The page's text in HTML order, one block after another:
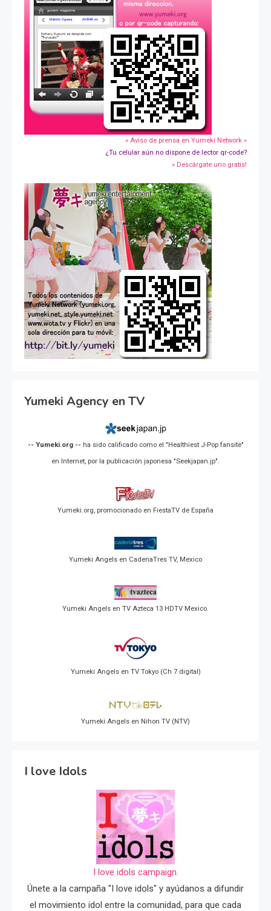
» Aviso de prensa en Yumeki Network »
¿Tu celular aún no dispone de lector qr-code?
» Descárgate uno gratis!
Yumeki Agency en TV
-- Yumeki.org -- ha sido calificado como el "Healthiest J-Pop fansite"
en Internet, por la publicación japonesa "Seekjapan.jp".
Yumeki.org, promocionado en FiestaTV de España
Yumeki Angels en CadenaTres TV, Mexico
Yumeki Angels en TV Azteca 13 HDTV Mexico.
Yumeki Angels en TV Tokyo (Ch 7 digital)
Yumeki Angels en Nihon TV (NTV)
I love Idols
I love idols campaign.
Únete a la campaña "I love idols" y ayúdanos a difundir
el movimiento idol entre la comunidad, para que cada